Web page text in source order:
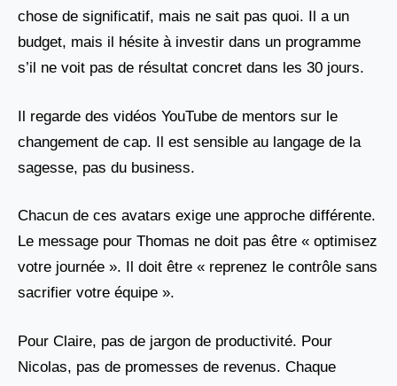
chose de significatif, mais ne sait pas quoi. Il a un
budget, mais il hésite à investir dans un programme
s’il ne voit pas de résultat concret dans les 30 jours.
Il regarde des vidéos YouTube de mentors sur le
changement de cap. Il est sensible au langage de la
sagesse, pas du business.
Chacun de ces avatars exige une approche différente.
Le message pour Thomas ne doit pas être « optimisez
votre journée ». Il doit être « reprenez le contrôle sans
sacrifier votre équipe ».
Pour Claire, pas de jargon de productivité. Pour
Nicolas, pas de promesses de revenus. Chaque